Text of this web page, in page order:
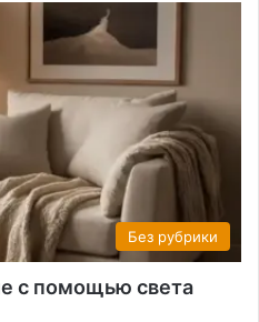
Без рубрики
с помощью света